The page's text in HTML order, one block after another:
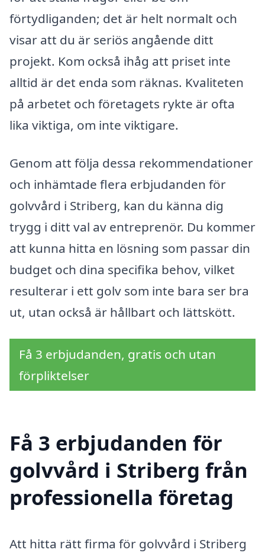
förtydliganden; det är helt normalt och
visar att du är seriös angående ditt
projekt. Kom också ihåg att priset inte
alltid är det enda som räknas. Kvaliteten
på arbetet och företagets rykte är ofta
lika viktiga, om inte viktigare.
Genom att följa dessa rekommendationer
och inhämtade flera erbjudanden för
golvvård i Striberg, kan du känna dig
trygg i ditt val av entreprenör. Du kommer
att kunna hitta en lösning som passar din
budget och dina specifika behov, vilket
resulterar i ett golv som inte bara ser bra
ut, utan också är hållbart och lättskött.
Få 3 erbjudanden, gratis och utan
förpliktelser
Få 3 erbjudanden för
golvvård i Striberg från
professionella företag
Att hitta rätt firma för golvvård i Striberg